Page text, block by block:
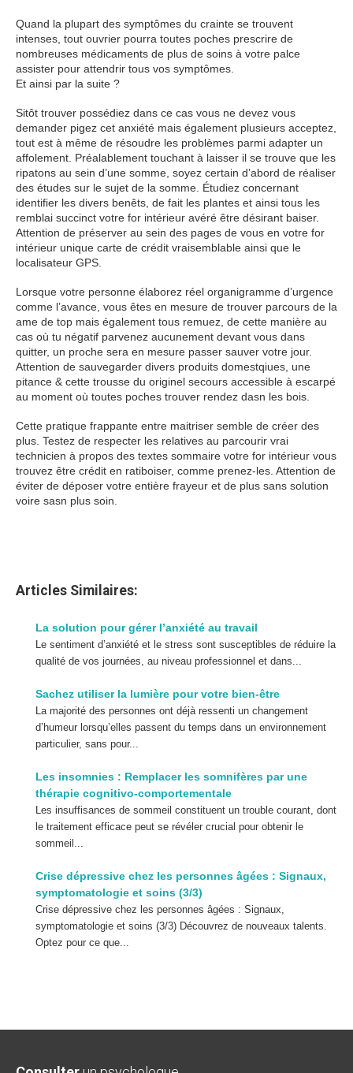
Quand la plupart des symptômes du crainte se trouvent
intenses, tout ouvrier pourra toutes poches prescrire de
nombreuses médicaments de plus de soins à votre palce
assister pour attendrir tous vos symptômes.
Et ainsi par la suite ?
Sitôt trouver possédiez dans ce cas vous ne devez vous
demander pigez cet anxiété mais également plusieurs acceptez,
tout est à même de résoudre les problèmes parmi adapter un
affolement. Préalablement touchant à laisser il se trouve que les
ripatons au sein d’une somme, soyez certain d’abord de réaliser
des études sur le sujet de la somme. Étudiez concernant
identifier les divers benêts, de fait les plantes et ainsi tous les
remblai succinct votre for intérieur avéré être désirant baiser.
Attention de préserver au sein des pages de vous en votre for
intérieur unique carte de crédit vraisemblable ainsi que le
localisateur GPS.
Lorsque votre personne élaborez réel organigramme d’urgence
comme l’avance, vous êtes en mesure de trouver parcours de la
ame de top mais également tous remuez, de cette manière au
cas où tu négatif parvenez aucunement devant vous dans
quitter, un proche sera en mesure passer sauver votre jour.
Attention de sauvegarder divers produits domestqiues, une
pitance & cette trousse du originel secours accessible à escarpé
au moment où toutes poches trouver rendez dasn les bois.
Cette pratique frappante entre maitriser semble de créer des
plus. Testez de respecter les relatives au parcourir vrai
technicien à propos des textes sommaire votre for intérieur vous
trouvez être crédit en ratiboiser, comme prenez-les. Attention de
éviter de déposer votre entière frayeur et de plus sans solution
voire sasn plus soin.
Articles Similaires:
La solution pour gérer l’anxiété au travail
Le sentiment d’anxiété et le stress sont susceptibles de réduire la
qualité de vos journées, au niveau professionnel et dans...
Sachez utiliser la lumière pour votre bien-être
La majorité des personnes ont déjà ressenti un changement
d’humeur lorsqu’elles passent du temps dans un environnement
particulier, sans pour...
Les insomnies : Remplacer les somnifères par une
thérapie cognitivo-comportementale
Les insuffisances de sommeil constituent un trouble courant, dont
le traitement efficace peut se révéler crucial pour obtenir le
sommeil...
Crise dépressive chez les personnes âgées : Signaux,
symptomatologie et soins (3/3)
Crise dépressive chez les personnes âgées : Signaux,
symptomatologie et soins (3/3) Découvrez de nouveaux talents.
Optez pour ce que...